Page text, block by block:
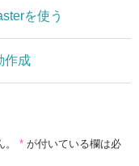
を使う
作成
* が付いている欄は必